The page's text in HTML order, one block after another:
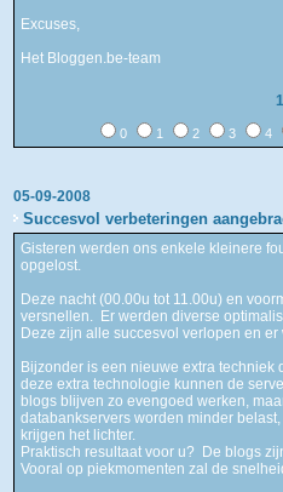
Excuses,
Het Bloggen.be-team
0 1 2 3 4
05-09-2008
Succesvol verbeteringen
Gisteren werden ons enkele kleinere
opgelost.
Deze nacht (00.00u tot 11.00u) en
versnellen. Er werden diverse
Deze zijn alle succesvol verlopen en
Bijzonder is een nieuwe extra
deze extra technologie kunnen de
blogs blijven zo evengoed werken,
databankservers worden minder
krijgen het lichter.
Praktisch resultaat voor u? De blogs
Vooral op piekmomenten zal de